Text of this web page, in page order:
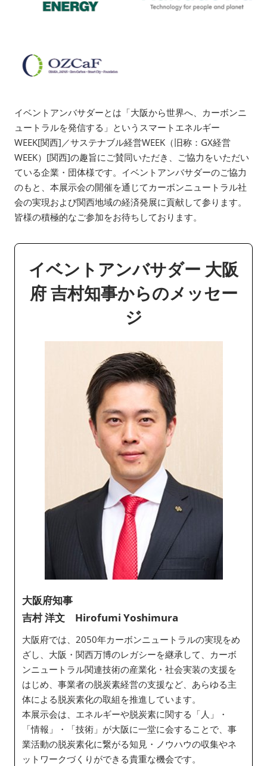
イベントアンバサダーとは「大阪から世界へ、カーボンニ
ュートラルを発信する」というスマートエネルギー
WEEK[関西]／サステナブル経営WEEK（旧称：GX経営
WEEK）[関西]の趣旨にご賛同いただき、ご協力をいただい
ている企業・団体様です。イベントアンバサダーのご協力
のもと、本展示会の開催を通じてカーボンニュートラル社
会の実現および関西地域の経済発展に貢献して参ります。
皆様の積極的なご参加をお待ちしております。
イベントアンバサダー 大阪
府 吉村知事からのメッセー
ジ
大阪府知事
吉村 洋文 Hirofumi Yoshimura
大阪府では、2050年カーボンニュートラルの実現をめ
ざし、大阪・関西万博のレガシーを継承して、カーボ
ンニュートラル関連技術の産業化・社会実装の支援を
はじめ、事業者の脱炭素経営の支援など、あらゆる主
体による脱炭素化の取組を推進しています。
本展示会は、エネルギーや脱炭素に関する「人」・
「情報」・「技術」が大阪に一堂に会することで、事
業活動の脱炭素化に繋がる知見・ノウハウの収集やネ
ットワークづくりができる貴重な機会です。